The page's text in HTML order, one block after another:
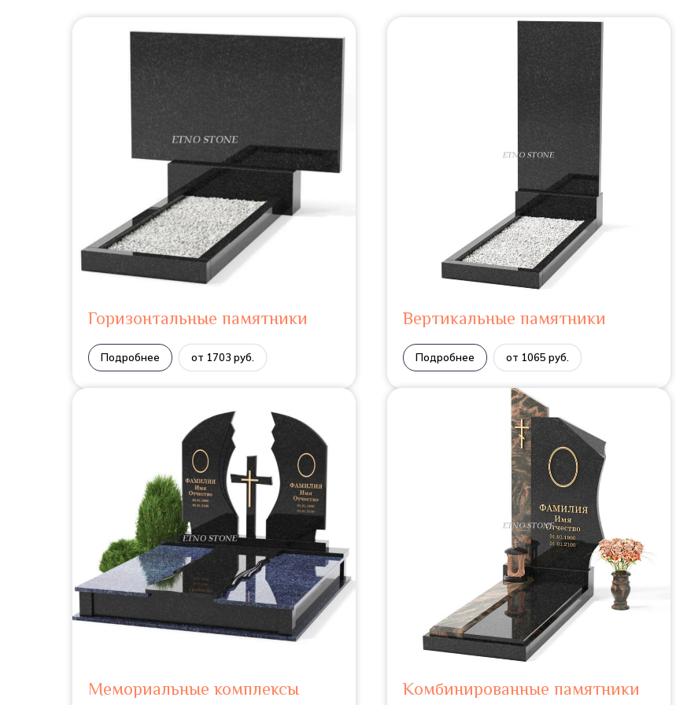
Горизонтальные памятники
Подробнее от 1703 руб.
Вертикальные памятники
Подробнее от 1065 руб.
Мемориальные комплексы Комбинированные памятники